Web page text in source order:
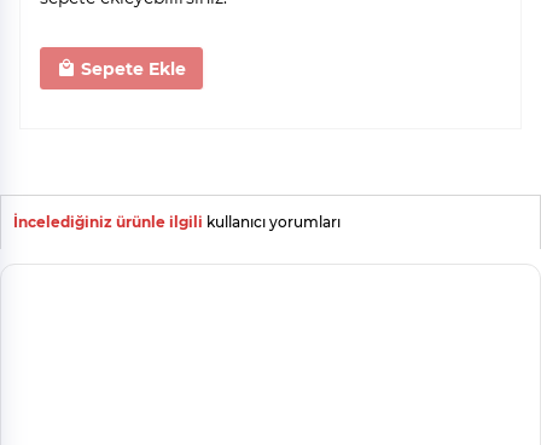
Sepete Ekle
İncelediğiniz ürünle ilgili kullanıcı yorumları